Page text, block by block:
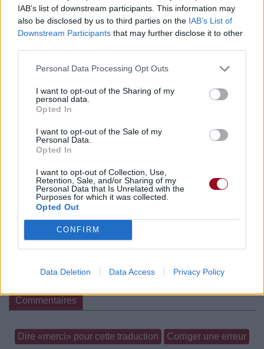
IAB’s list of downstream participants. This information may
also be disclosed by us to third parties on the IAB’s List of
Downstream Participants that may further disclose it to other
Personal Data Processing Opt Outs
I want to opt-out of the Sharing of my
personal data.
Opted In
I want to opt-out of the Sale of my
Personal Data.
Opted In
I want to opt-out of Collection, Use,
Retention, Sale, and/or Sharing of my
Personal Data that Is Unrelated with the
Purposes for which it was collected.
Opted Out
CONFIRM
Data Deletion Data Access Privacy Policy
Trouver des vinyles et des CD sur
Trouver un instrument de musique ou une partition au
meilleur prix sur
Paroles Téléchargement
Vidéos
Commentaires
Chanson sans vidéo Concert/Live
Concert/Live
Commentaires
Dire «merci» pour cette traduction Corriger une erreur